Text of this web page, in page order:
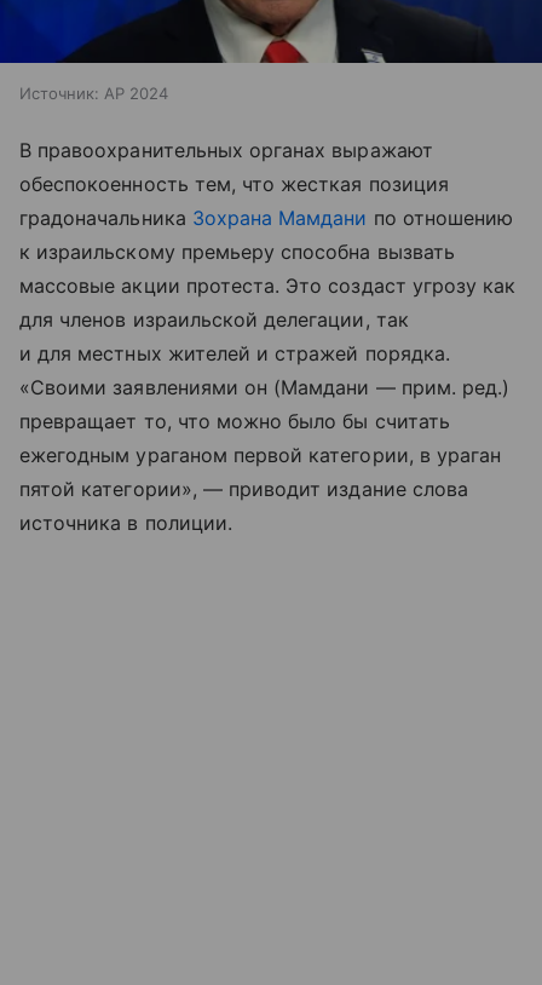
Источник: AP 2024
В правоохранительных органах выражают
обеспокоенность тем, что жесткая позиция
градоначальника Зохрана Мамдани по отношению
к израильскому премьеру способна вызвать
массовые акции протеста. Это создаст угрозу как
для членов израильской делегации, так
и для местных жителей и стражей порядка.
«Своими заявлениями он (Мамдани — прим. ред.)
превращает то, что можно было бы считать
ежегодным ураганом первой категории, в ураган
пятой категории», — приводит издание слова
источника в полиции.